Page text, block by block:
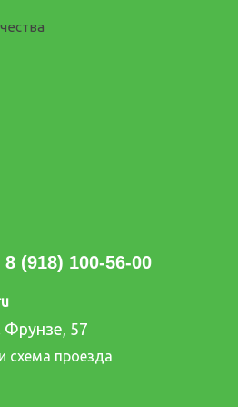
8 (918) 100-56-00
Фрунзе, 57
схема проезда